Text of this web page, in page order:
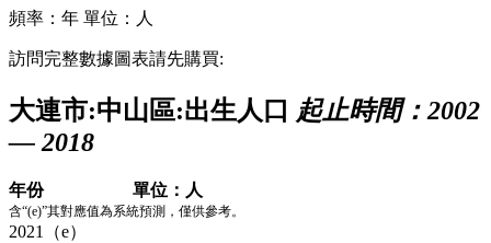
頻率：年 單位：人
訪問完整數據圖表請先購買:
大連市:中山區:出生人口 起止時間：2002
— 2018
年份 單位：人
含“(e)”其對應值為系統預測，僅供參考。
2021（e）